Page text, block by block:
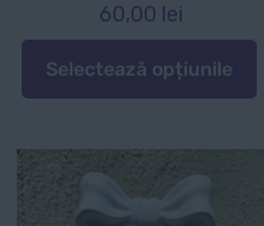
60,00 lei
Selectează opțiunile
Acest
are
mai
multe